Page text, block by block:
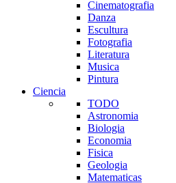
Cinematografia
Danza
Escultura
Fotografia
Literatura
Musica
Pintura
Ciencia
TODO
Astronomia
Biologia
Economia
Fisica
Geologia
Matematicas